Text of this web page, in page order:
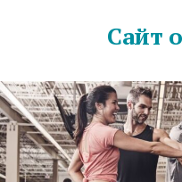
Сайт